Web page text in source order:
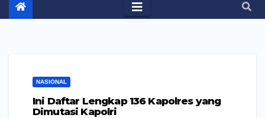
NASIONAL
Ini Daftar Lengkap 136 Kapolres yang
Dimutasi Kapolri